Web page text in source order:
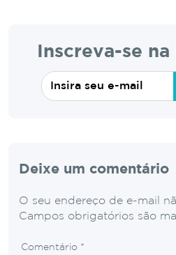
Inscreva-se
Deixe um comentário
O seu endereço de e-mail
Campos obrigatórios são
Comentário *